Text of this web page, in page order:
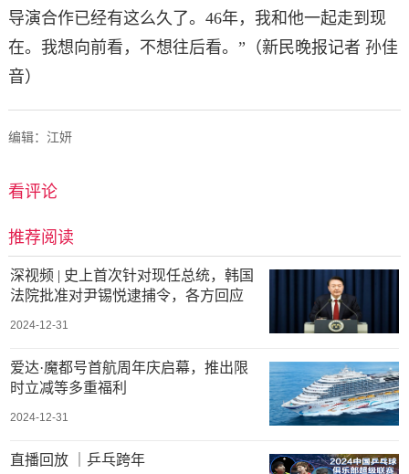
导演合作已经有这么久了。46年，我和他一起走到现
在。我想向前看，不想往后看。”（新民晚报记者 孙佳
音）
编辑：江妍
看评论
推荐阅读
深视频 | 史上首次针对现任总统，韩国
法院批准对尹锡悦逮捕令，各方回应
2024-12-31
爱达·魔都号首航周年庆启幕，推出限
时立减等多重福利
2024-12-31
直播回放 ｜乒乓跨年